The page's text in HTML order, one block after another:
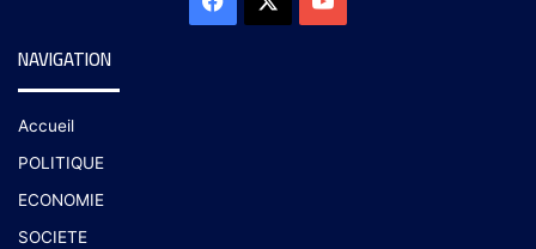
NAVIGATION
Accueil
POLITIQUE
ECONOMIE
SOCIETE